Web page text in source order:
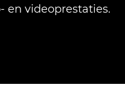
en videoprestaties.